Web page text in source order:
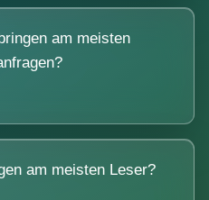
am meisten
am meisten Leser?